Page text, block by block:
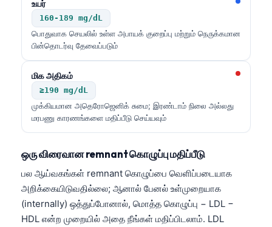
உயர்
160-189 mg/dL
பொதுவாக செயலில் உள்ள அபாயக் குறைப்பு மற்றும் நெருக்கமான
பின்தொடர்வு தேவைப்படும்
மிக அதிகம்
≥190 mg/dL
முக்கியமான அதெரோஜெனிக் சுமை; இரண்டாம் நிலை அல்லது
மரபணு காரணங்களை மதிப்பீடு செய்யவும்
ஒரு விரைவான remnant கொழுப்பு மதிப்பீடு
பல ஆய்வகங்கள் remnant கொழுப்பை வெளிப்படையாக
அறிக்கையிடுவதில்லை; ஆனால் பேனல் உள்முறையாக
(internally) ஒத்துப்போனால், மொத்த கொழுப்பு − LDL −
HDL என்ற முறையில் அதை நீங்கள் மதிப்பிடலாம். LDL
Türkçe
Română
فارسی
Dansk
Nederlands
हिन्दी
Bahasa Indonesia
Հայերեն
Íslenska